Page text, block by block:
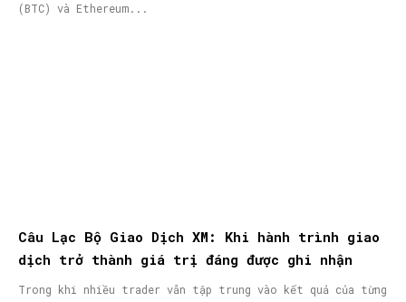
(BTC) và Ethereum...
Câu Lạc Bộ Giao Dịch XM: Khi hành trình giao
dịch trở thành giá trị đáng được ghi nhận
Trong khi nhiều trader vẫn tập trung vào kết quả của từng